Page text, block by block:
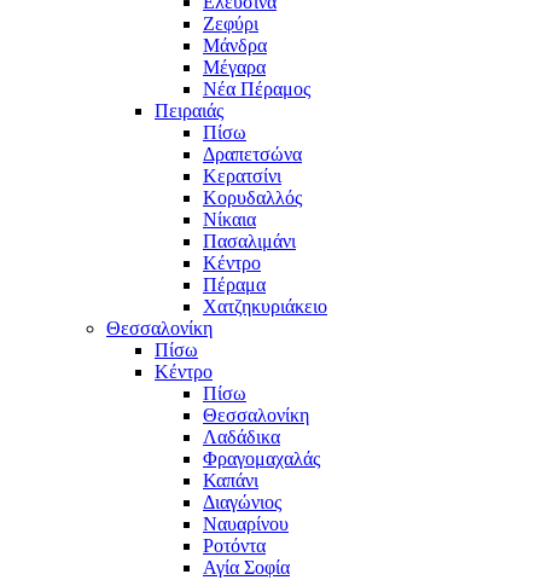
Ζεφύρι
Μάνδρα
Μέγαρα
Νέα Πέραμος
Πειραιάς
Πίσω
Δραπετσώνα
Κερατσίνι
Κορυδαλλός
Νίκαια
Πασαλιμάνι
Κέντρο
Πέραμα
Χατζηκυριάκειο
Θεσσαλονίκη
Πίσω
Κέντρο
Πίσω
Θεσσαλονίκη
Λαδάδικα
Φραγομαχαλάς
Καπάνι
Διαγώνιος
Ναυαρίνου
Ροτόντα
Αγία Σοφία